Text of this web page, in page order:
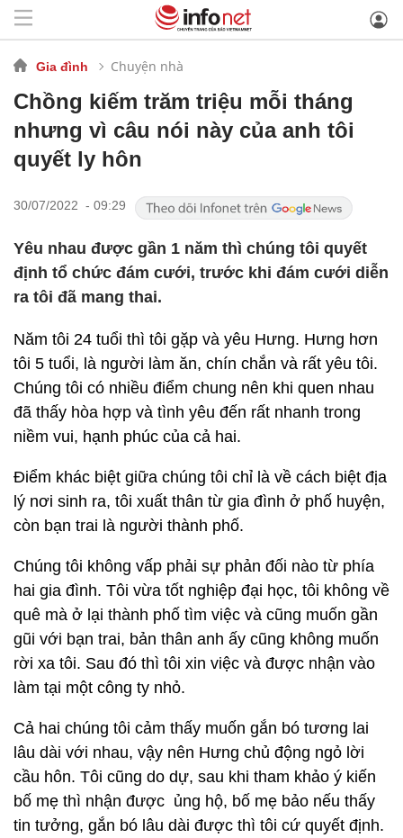
Gia đình Chuyện nhà
Chồng kiếm trăm triệu mỗi tháng
nhưng vì câu nói này của anh tôi
quyết ly hôn
30/07/2022 - 09:29
Yêu nhau được gần 1 năm thì chúng tôi quyết
định tổ chức đám cưới, trước khi đám cưới diễn
ra tôi đã mang thai.
Năm tôi 24 tuổi thì tôi gặp và yêu Hưng. Hưng hơn
tôi 5 tuổi, là người làm ăn, chín chắn và rất yêu tôi.
Chúng tôi có nhiều điểm chung nên khi quen nhau
đã thấy hòa hợp và tình yêu đến rất nhanh trong
niềm vui, hạnh phúc của cả hai.
Điểm khác biệt giữa chúng tôi chỉ là về cách biệt địa
lý nơi sinh ra, tôi xuất thân từ gia đình ở phố huyện,
còn bạn trai là người thành phố.
Chúng tôi không vấp phải sự phản đối nào từ phía
hai gia đình. Tôi vừa tốt nghiệp đại học, tôi không về
quê mà ở lại thành phố tìm việc và cũng muốn gần
gũi với bạn trai, bản thân anh ấy cũng không muốn
rời xa tôi. Sau đó thì tôi xin việc và được nhận vào
làm tại một công ty nhỏ.
Cả hai chúng tôi cảm thấy muốn gắn bó tương lai
lâu dài với nhau, vậy nên Hưng chủ động ngỏ lời
cầu hôn. Tôi cũng do dự, sau khi tham khảo ý kiến
bố mẹ thì nhận được ủng hộ, bố mẹ bảo nếu thấy
tin tưởng, gắn bó lâu dài được thì tôi cứ quyết định.